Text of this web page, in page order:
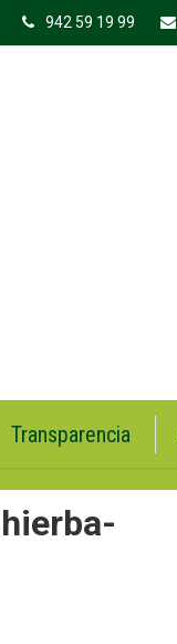
942 59 19 99
Transparencia